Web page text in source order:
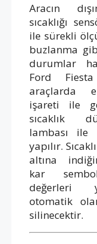
Aracın
sıcaklığı
ile sürekli
buzlanma
durumlar
Ford
araçlarda
işareti ile
sıcaklık
lambası ile
yapılır.
altına
kar
değerleri
otomatik
silinecektir.